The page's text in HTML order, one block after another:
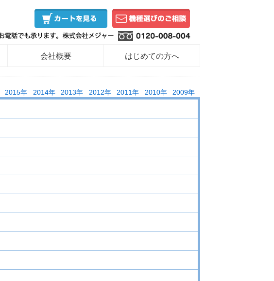
会社概要 はじめての方へ
2009年
2010年
2011年
2012年
2013年
2014年
2015年